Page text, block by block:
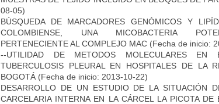
08-05)
BÚSQUEDA DE MARCADORES GENÓMICOS Y
COLOMBIENSE, UNA MICOBACTERIA
PERTENECIENTE AL COMPLEJO MAC (Fecha de inicio:
--UTILIDAD DE METODOS MOLECULARES
TUBERCULOSIS PLEURAL EN HOSPITALES DE LA
BOGOTÁ (Fecha de inicio: 2013-10-22)
DESARROLLO DE UN ESTUDIO DE LA SITUACIÓN
CARCELARIA INTERNA EN LA CÁRCEL LA PICOTA DE